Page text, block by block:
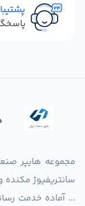
مجموعه هایپر
سانتریفیوژ مکنده
... آماده خدمت